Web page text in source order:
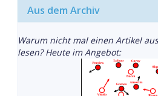
Aus dem Archiv
Warum nicht mal einen Artikel
lesen? Heute im Angebot: